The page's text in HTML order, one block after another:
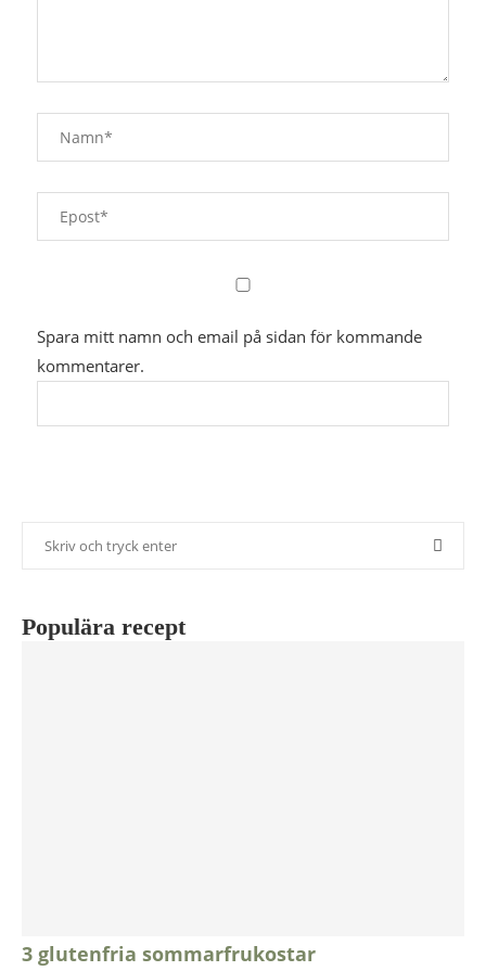
Spara mitt namn och email på sidan för kommande
kommentarer.
Populära recept
3 glutenfria sommarfrukostar